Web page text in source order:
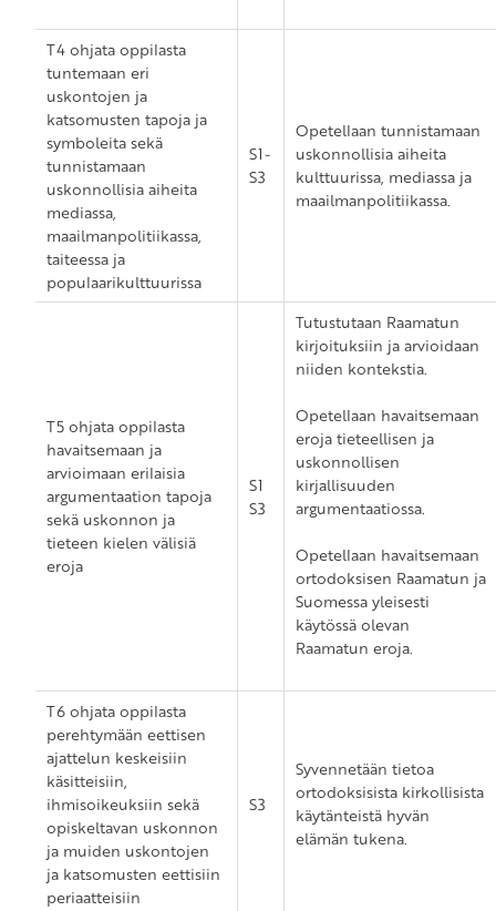
T4 ohjata oppilasta
tuntemaan eri
uskontojen ja
katsomusten tapoja ja
symboleita sekä
tunnistamaan
uskonnollisia aiheita
mediassa,
maailmanpolitiikassa,
taiteessa ja
populaarikulttuurissa
S1-
S3
Opetellaan tunnistamaan
uskonnollisia aiheita
kulttuurissa, mediassa ja
maailmanpolitiikassa.
T5 ohjata oppilasta
havaitsemaan ja
arvioimaan erilaisia
argumentaation tapoja
sekä uskonnon ja
tieteen kielen välisiä
eroja
S1
S3
Tutustutaan Raamatun
kirjoituksiin ja arvioidaan
niiden kontekstia.
Opetellaan havaitsemaan
eroja tieteellisen ja
uskonnollisen
kirjallisuuden
argumentaatiossa.
Opetellaan havaitsemaan
ortodoksisen Raamatun ja
Suomessa yleisesti
käytössä olevan
Raamatun eroja.
T6 ohjata oppilasta
perehtymään eettisen
ajattelun keskeisiin
käsitteisiin,
ihmisoikeuksiin sekä
opiskeltavan uskonnon
ja muiden uskontojen
ja katsomusten eettisiin
periaatteisiin
S3
Syvennetään tietoa
ortodoksisista kirkollisista
käytänteistä hyvän
elämän tukena.